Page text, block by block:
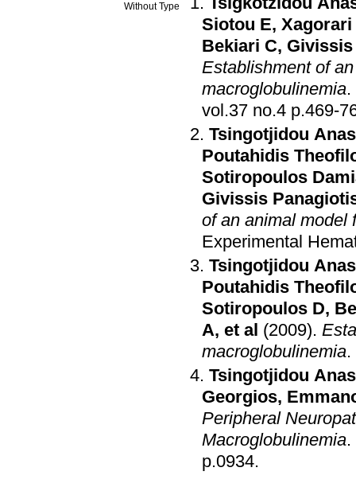
Without Type
Siotou E, Xagorari
Bekiari C, Givissis
Establishment of
macroglobulinemia.
vol.37 no.4 p.469-
Tsingotjidou
Poutahidis
Sotiropoulos
Givissis
of an animal model
Experimental
Tsingotjidou
Poutahidis
Sotiropoulos D,
A, et al (2009).
macroglobulinemia.
Tsingotjidou
Georgios,
Peripheral
Macroglobulinemia.
p.0934.